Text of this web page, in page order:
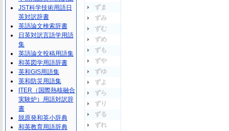
ずま
ずみ
ずむ
ずめ
ずも
ずや
ずゆ
ずよ
ずら
ずり
ずる
ずれ
JST科学技術用語日
英対訳辞書
英語論文検索辞書
日英対訳言語学用語
集
英語論文投稿用語集
和英図学用語辞書
英和GIS用語集
英和防災用語集
ITER（国際熱核融合
実験炉）用語対訳辞
書
脱原発和英小辞典
和英教育用語辞典